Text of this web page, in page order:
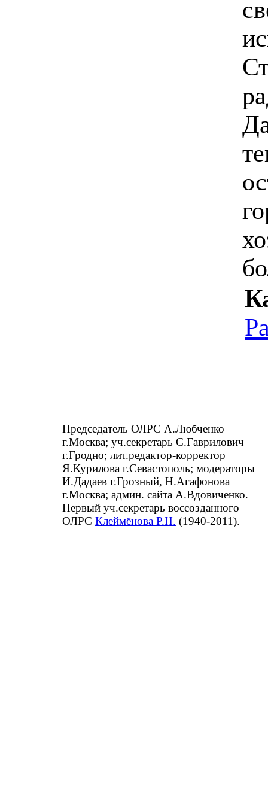
Председатель ОЛРС А.Любченко
г.Москва; уч.секретарь С.Гаврилович
г.Гродно; лит.редактор-корректор
Я.Курилова г.Севастополь; модераторы
И.Дадаев г.Грозный, Н.Агафонова
г.Москва; админ. сайта А.Вдовиченко.
Первый уч.секретарь воссозданного
ОЛРС Клеймёнова Р.Н. (1940-2011).